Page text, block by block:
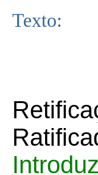
Texto: